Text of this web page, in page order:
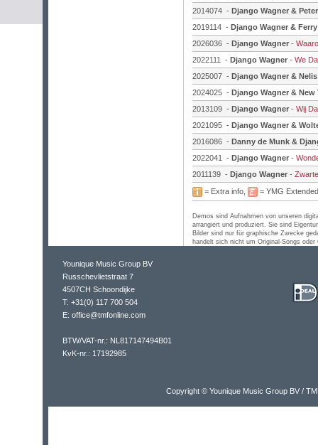
2014074 - Django Wagner &
2019114 - Django Wagner &
2026036 - Django Wagner -
2022111 - Django Wagner - We
2025007 - Django Wagner &
2024025 - Django Wagner & New
2013109 - Django Wagner - Wij
2021095 - Django Wagner &
2016086 - Danny de Munk &
2022041 - Django Wagner -
2011139 - Django Wagner -
= Extra info,
= YMG
Demos sind Aufnahmen von unseren
arrangiert und produziert. Sie sind
Bilder sind nur für graphische Zwecke
handelt sich nicht um Original-Songs oder
Younique Music Group BV
Russchevlietstraat 7
4507CH Schoondijke
T: +31(0) 117 700 504
E: office@tmfonline.com
BTW/VAT-nr.: NL817147494B01
KvK-nr.: 17192985
Copyright © Younique Music Group BV /